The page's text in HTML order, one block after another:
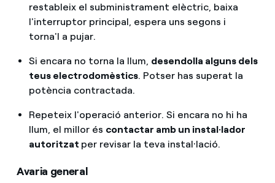
restableix el subministrament elèctric, baixa
l'interruptor principal, espera uns segons i
torna'l a pujar.
Si encara no torna la llum, desendolla alguns dels
teus electrodomèstics. Potser has superat la
potència contractada.
Repeteix l'operació anterior. Si encara no hi ha
llum, el millor és contactar amb un instal·lador
autoritzat per revisar la teva instal·lació.
Avaria general